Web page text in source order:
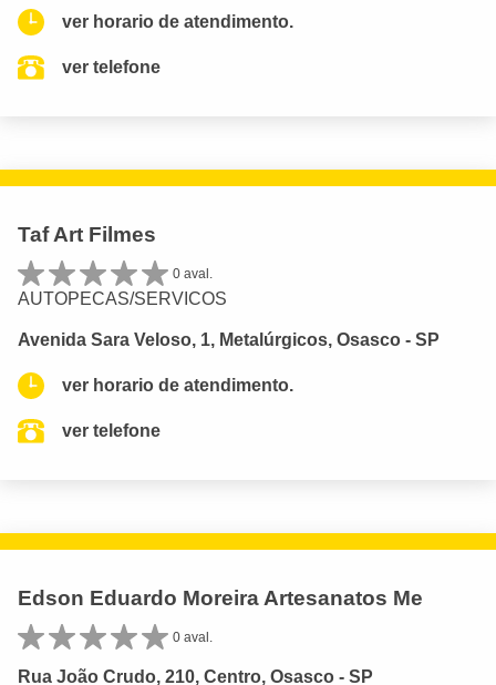
ver horario de atendimento.
ver telefone
Taf Art Filmes
0 aval.
AUTOPECAS/SERVICOS
Avenida Sara Veloso, 1, Metalúrgicos, Osasco - SP
ver horario de atendimento.
ver telefone
Edson Eduardo Moreira Artesanatos Me
0 aval.
Rua João Crudo, 210, Centro, Osasco - SP